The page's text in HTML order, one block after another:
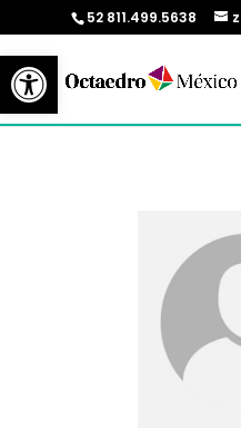
Abrir barra de herramientas
52 811.499.5638